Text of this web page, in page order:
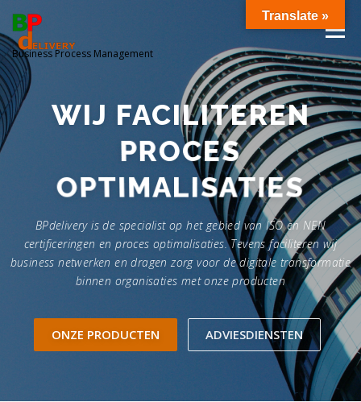
naar
de
inhoud
Business Process Management
Menu
OVER ONS DOWNLOADS
WIJ FACILITEREN
PROCES
OPTIMALISATIES
BPdelivery is de specialist op het gebied van ISO en NEN
certificeringen en proces optimalisaties. Tevens faciliteren wij
business netwerken en dragen zorg voor de digitale transformatie
binnen organisaties met onze producten
ONZE PRODUCTEN ADVIESDIENSTEN
Translate »